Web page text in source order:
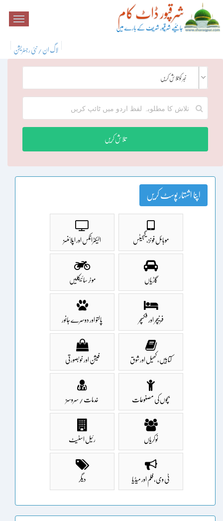
لاگ ان / نئی رجسٹریشن
خبر کو تلاش کریں
تلاش کریں
اپنا اشتہار پوسٹ کریں
موبائل فونز، گیجیٹس الیکٹرانکس اور اپلائنسز
گاڑیاں موٹر سائیکلیں
فرنیچر اور فکسچر پالتو اور دوسرے جانور
کتابیں، کھیل اور شوق فیشن اور خوبصورتی
بچوں کی مصنوعات خدمات / سروسز
نوکریاں رئیل اسٹیٹ
ٹی وی، فلم اور میڈیا دیگر